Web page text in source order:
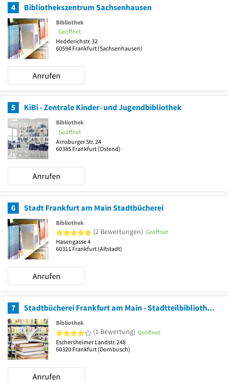
4 Bibliothekszentrum Sachsenhausen
Bibliothek
Geöffnet
Hedderichstr. 32
60594 Frankfurt (Sachsenhausen)
Anrufen
5 KiBi - Zentrale Kinder- und Jugendbibliothek
Bibliothek
Geöffnet
Arnsburger Str. 24
60385 Frankfurt (Ostend)
Anrufen
6 Stadt Frankfurt am Main Stadtbücherei
Bibliothek
5 von 5 Sternen
(2 Bewertungen) Geöffnet
Hasengasse 4
60311 Frankfurt (Altstadt)
Anrufen
7 Stadtbücherei Frankfurt am Main - Stadtteilbibliothek Dornbusch
Bibliothek
4 von 5 Sternen
(1 Bewertung) Geöffnet
Eschersheimer Landstr. 248
60320 Frankfurt (Dornbusch)
Anrufen